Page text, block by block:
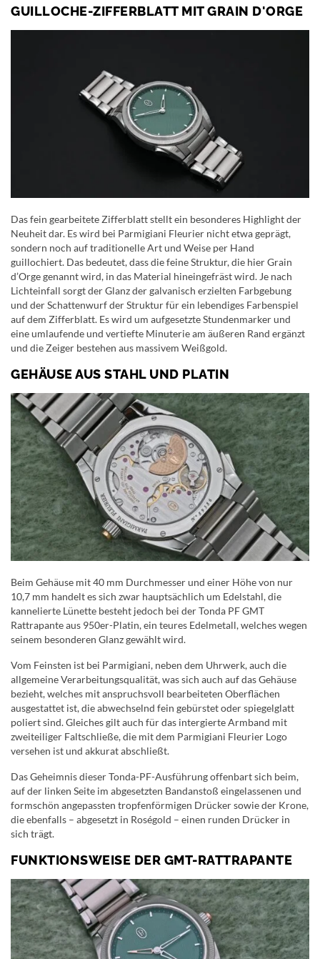
GUILLOCHE-ZIFFERBLATT MIT GRAIN D'ORGE
Das fein gearbeitete Zifferblatt stellt ein besonderes Highlight der
Neuheit dar. Es wird bei Parmigiani Fleurier nicht etwa geprägt,
sondern noch auf traditionelle Art und Weise per Hand
guillochiert. Das bedeutet, dass die feine Struktur, die hier Grain
d’Orge genannt wird, in das Material hineingefräst wird. Je nach
Lichteinfall sorgt der Glanz der galvanisch erzielten Farbgebung
und der Schattenwurf der Struktur für ein lebendiges Farbenspiel
auf dem Zifferblatt. Es wird um aufgesetzte Stundenmarker und
eine umlaufende und vertiefte Minuterie am äußeren Rand ergänzt
und die Zeiger bestehen aus massivem Weißgold.
GEHÄUSE AUS STAHL UND PLATIN
Beim Gehäuse mit 40 mm Durchmesser und einer Höhe von nur
10,7 mm handelt es sich zwar hauptsächlich um Edelstahl, die
kannelierte Lünette besteht jedoch bei der Tonda PF GMT
Rattrapante aus 950er-Platin, ein teures Edelmetall, welches wegen
seinem besonderen Glanz gewählt wird.
Vom Feinsten ist bei Parmigiani, neben dem Uhrwerk, auch die
allgemeine Verarbeitungsqualität, was sich auch auf das Gehäuse
bezieht, welches mit anspruchsvoll bearbeiteten Oberflächen
ausgestattet ist, die abwechselnd fein gebürstet oder spiegelglatt
poliert sind. Gleiches gilt auch für das intergierte Armband mit
zweiteiliger Faltschließe, die mit dem Parmigiani Fleurier Logo
versehen ist und akkurat abschließt.
Das Geheimnis dieser Tonda-PF-Ausführung offenbart sich beim,
auf der linken Seite im abgesetzten Bandanstoß eingelassenen und
formschön angepassten tropfenförmigen Drücker sowie der Krone,
die ebenfalls – abgesetzt in Roségold – einen runden Drücker in
sich trägt.
FUNKTIONSWEISE DER GMT-RATTRAPANTE